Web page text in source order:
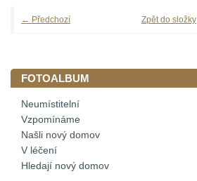
← Předchozí Zpět do složky
FOTOALBUM
Neumístitelní
Vzpomínáme
Našli nový domov
V léčení
Hledají nový domov